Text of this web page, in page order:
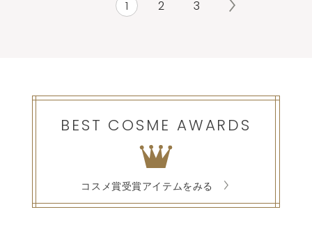
1 2 3
BEST COSME AWARDS
コスメ賞受賞アイテムをみる